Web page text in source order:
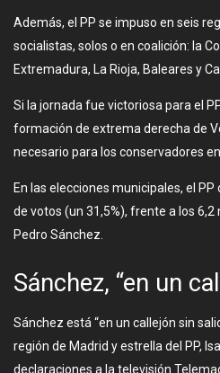
Además, el PP se impuso en seis
socialistas, solos o en coalición: la
Extremadura, La Rioja, Baleares y
Si la jornada fue victoriosa para el
formación de extrema derecha de
necesario para los conservadores
En las elecciones municipales, el
de votos (un 31,5%), frente a los 6,2
Pedro Sánchez.
Sánchez, “en un
Sánchez está “en un callejón sin
región de Madrid y estrella del PP,
declaraciones a la televisión